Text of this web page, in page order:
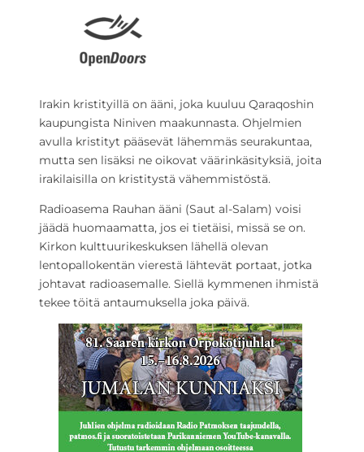
Irakin kristityillä on ääni, joka kuuluu Qaraqoshin
kaupungista Niniven maakunnasta. Ohjelmien
avulla kristityt pääsevät lähemmäs seurakuntaa,
mutta sen lisäksi ne oikovat väärinkäsityksiä, joita
irakilaisilla on kristitystä vähemmistöstä.
Radioasema Rauhan ääni (Saut al-Salam) voisi
jäädä huomaamatta, jos ei tietäisi, missä se on.
Kirkon kulttuurikeskuksen lähellä olevan
lentopallokentän vierestä lähtevät portaat, jotka
johtavat radioasemalle. Siellä kymmenen ihmistä
tekee töitä antaumuksella joka päivä.